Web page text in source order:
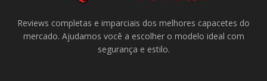
Reviews completas e imparciais dos melhores capacetes do
mercado. Ajudamos você a escolher o modelo ideal com
segurança e estilo.